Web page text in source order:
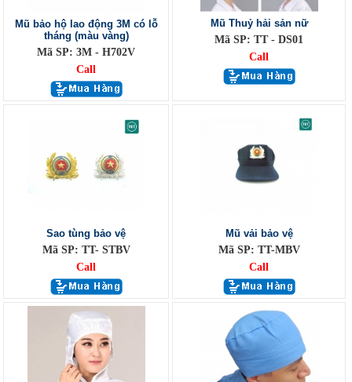
Mũ bảo hộ lao động 3M có lỗ
tháng (màu vàng)
Mã SP: 3M - H702V
Call
Mũ Thuỷ hải sản nữ
Mã SP: TT - DS01
Call
Sao tùng bảo vệ
Mã SP: TT- STBV
Call
Mũ vải bảo vệ
Mã SP: TT-MBV
Call